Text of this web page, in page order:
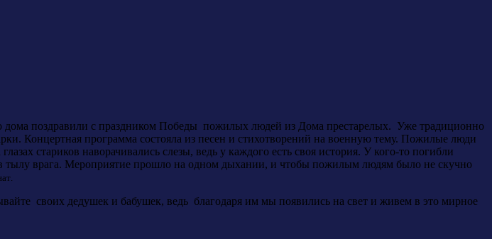
поздравили с праздником Победы пожилых людей из Дома престарелых. Уже традиционно
Концертная программа состояла из песен и стихотворений на военную тему. Пожилые люди
стариков наворачивались слезы, ведь у каждого есть своя история. У кого-то погибли
в тылу врага. Мероприятие прошло на одном дыхании, и чтобы пожилым людям было не скучно
своих дедушек и бабушек, ведь благодаря им мы появились на свет и живем в это мирное